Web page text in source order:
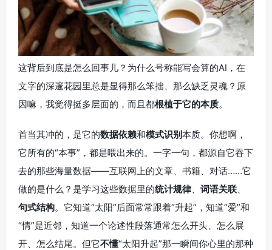
这背后到底是怎么回事儿？为什么号称能写会算的AI，在
文字的深邃花园里总是显得那么笨拙、那么缺乏灵魂？原
因嘛，我觉得挺多层面的，而且都根植于它的本质。
首当其冲的，是它的数据依赖和模式识别本质。你想啊，
它所有的“本事”，都是喂出来的。一字一句，都源自它吞下
去的那些海量数据——互联网上的文章、书籍、对话……它
做的是什么？是学习这些数据里的统计规律 词语关联
句式结构。它知道“太阳”后面常常跟着“升起”，知道“爱”和
“情”是近邻，知道一个论述性段落通常怎么开头、怎么展
开、怎么结尾。但它不懂“太阳升起”那一瞬间你心里的那种